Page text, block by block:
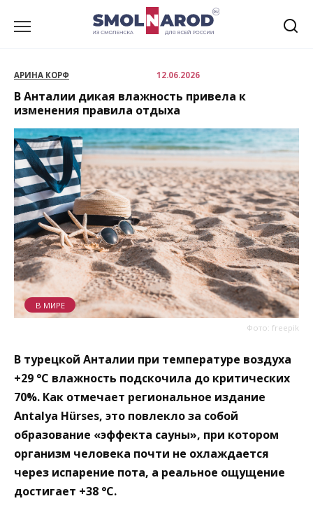
АРИНА КОРФ 12.06.2026
В Анталии дикая влажность привела к
изменения правила отдыха
Фото: freepik
В МИРЕ
В турецкой Анталии при температуре воздуха
+29 °C влажность подскочила до критических
70%. Как отмечает региональное издание
Antalya Hürses, это повлекло за собой
образование «эффекта сауны», при котором
организм человека почти не охлаждается
через испарение пота, а реальное ощущение
достигает +38 °C.